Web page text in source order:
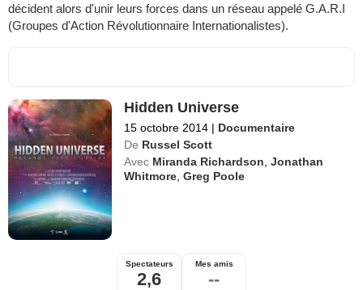
décident alors d'unir leurs forces dans un réseau appelé G.A.R.I
(Groupes d'Action Révolutionnaire Internationalistes).
Hidden Universe
15 octobre 2014 | Documentaire
De Russel Scott
Avec Miranda Richardson ,Jonathan
Whitmore ,Greg Poole
Spectateurs
2,6
Mes amis
--